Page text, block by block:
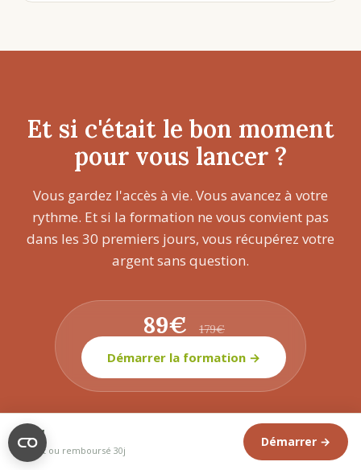
Et si c'était le bon moment
pour vous lancer ?
Vous gardez l'accès à vie. Vous avancez à votre
rythme. Et si la formation ne vous convient pas
dans les 30 premiers jours, vous récupérez votre
argent sans question.
89€ 179€
Démarrer la formation →
Maîtrisez l'interprétation des rêves de la pratique
personnelle à l'accompagnement professionnel
89€
Satisfait ou remboursé 30j
Démarrer →